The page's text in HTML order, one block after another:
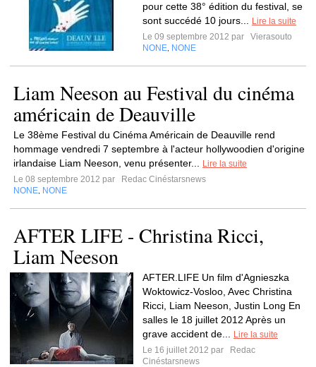
pour cette 38° édition du festival, se
sont succédé 10 jours...
Lire la suite
Le 09 septembre 2012 par
Vierasouto
NONE NONE
Liam Neeson au Festival du cinéma
américain de Deauville
Le 38ème Festival du Cinéma Américain de Deauville rend
hommage vendredi 7 septembre à l'acteur hollywoodien d'origine
irlandaise Liam Neeson, venu présenter...
Lire la suite
Le 08 septembre 2012 par
Redac Cinéstarsnews
NONE NONE
AFTER LIFE - Christina Ricci,
Liam Neeson
AFTER.LIFE Un film d'Agnieszka
Woktowicz-Vosloo, Avec Christina
Ricci, Liam Neeson, Justin Long En
salles le 18 juillet 2012 Après un
grave accident de...
Lire la suite
Le 16 juillet 2012 par
Redac
Cinéstarsnews